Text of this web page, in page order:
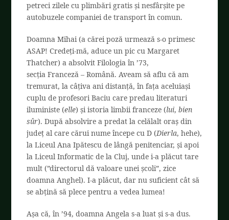
petreci zilele cu plimbări gratis și nesfârșite pe
autobuzele companiei de transport în comun.
Doamna Mihai (a cărei poză urmează s-o primesc
ASAP! Credeți-mă, aduce un pic cu Margaret
Thatcher) a absolvit Filologia în ’73,
secția Franceză – Română. Aveam să aflu că am
tremurat, la câțiva ani distanță, în fața aceluiași
cuplu de profesori Baciu care predau literaturi
iluministe (elle) și istoria limbii franceze (lui,bien
sûr). După absolvire a predat la celălalt oraș din
județ al care cărui nume începe cu D (Dierla, hehe),
la Liceul Ana Ipătescu de lângă penitenciar, și apoi
la Liceul Informatic de la Cluj, unde i-a plăcut tare
mult (”directorul dă valoare unei școli”, zice
doamna Anghel). I-a plăcut, dar nu suficient cât să
se abțină să plece pentru a vedea lumea!
Așa că, în ’94, doamna Angela s-a luat și s-a dus.